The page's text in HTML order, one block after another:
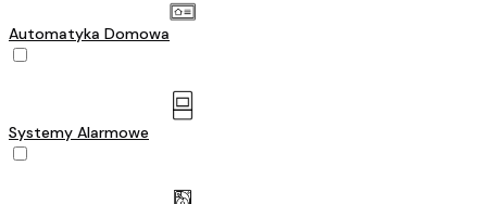
Automatyka Domowa
Systemy Alarmowe